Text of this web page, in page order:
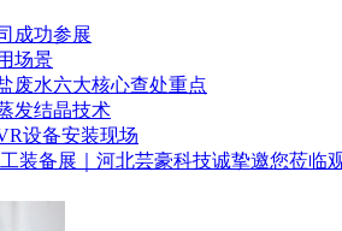
成功参展
场景
废水六大核心查处重点
发结晶技术
设备安装现场
装备展｜河北芸豪科技诚挚邀您莅临